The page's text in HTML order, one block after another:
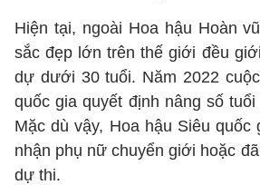
Hiện tại, ngoài Hoa hậu Hoàn
sắc đẹp lớn trên thế giới đều
dự dưới 30 tuổi. Năm 2022
quốc gia quyết định nâng số
Mặc dù vậy, Hoa hậu Siêu quốc
nhận phụ nữ chuyển giới hoặc
dự thi.